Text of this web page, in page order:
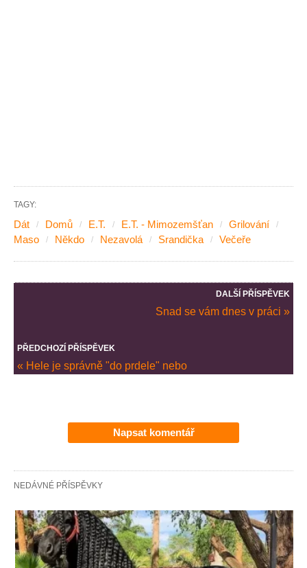
TAGY:
Dát Domů E.T. E.T. - Mimozemšťan
Grilování
Maso
Někdo Nezavolá Srandička Večeře
DALŠÍ PŘÍSPĚVEK
Snad se vám dnes v práci »
PŘEDCHOZÍ PŘÍSPĚVEK
« Hele je správně "do prdele" nebo
Napsat komentář
NEDÁVNÉ PŘÍSPĚVKY